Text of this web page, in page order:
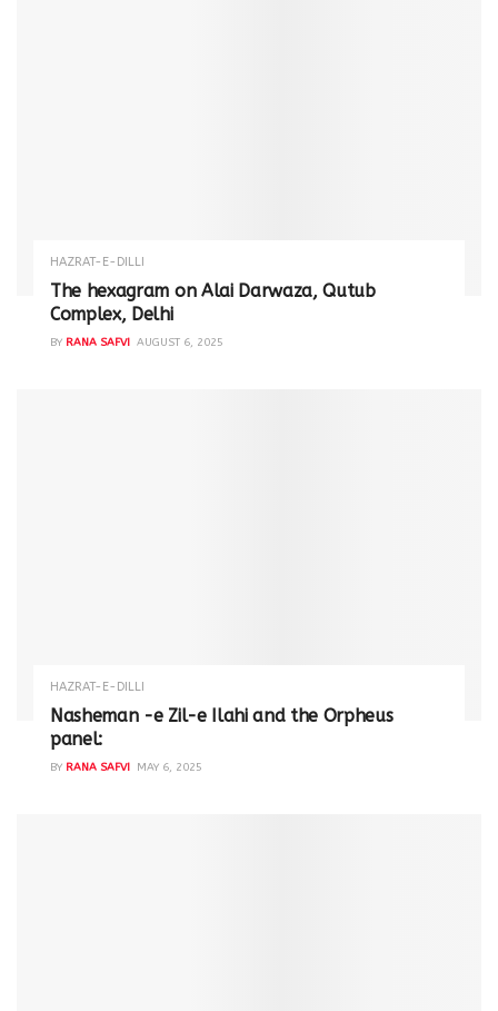
HAZRAT-E-DILLI
The hexagram on Alai Darwaza, Qutub
Complex, Delhi
BY RANA SAFVI AUGUST 6, 2025
HAZRAT-E-DILLI
Nasheman -e Zil-e Ilahi and the Orpheus
panel:
BY RANA SAFVI MAY 6, 2025